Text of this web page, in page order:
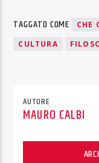
TAGGATO COME
CHE
CULTURA
AUTORE
MAURO CALBI